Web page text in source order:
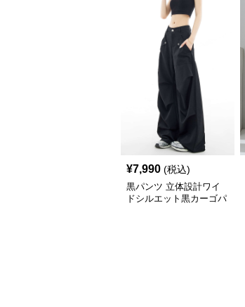
¥7,990 (税込)
黒パンツ 立体設計ワイ
ドシルエット黒カーゴパ